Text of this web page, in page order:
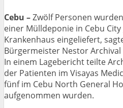
Cebu –Zwölf Personen
einer Mülldeponie in Cebu
Krankenhaus eingeliefert,
Bürgermeister Nestor Archival
In einem Lagebericht teilte
der Patienten im Visayas
fünf im Cebu North General
aufgenommen wurden.